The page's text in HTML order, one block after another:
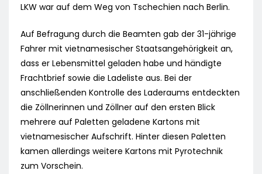
LKW war auf dem Weg von Tschechien nach Berlin.
Auf Befragung durch die Beamten gab der 31-jährige
Fahrer mit vietnamesischer Staatsangehörigkeit an,
dass er Lebensmittel geladen habe und händigte
Frachtbrief sowie die Ladeliste aus. Bei der
anschließenden Kontrolle des Laderaums entdeckten
die Zöllnerinnen und Zöllner auf den ersten Blick
mehrere auf Paletten geladene Kartons mit
vietnamesischer Aufschrift. Hinter diesen Paletten
kamen allerdings weitere Kartons mit Pyrotechnik
zum Vorschein.